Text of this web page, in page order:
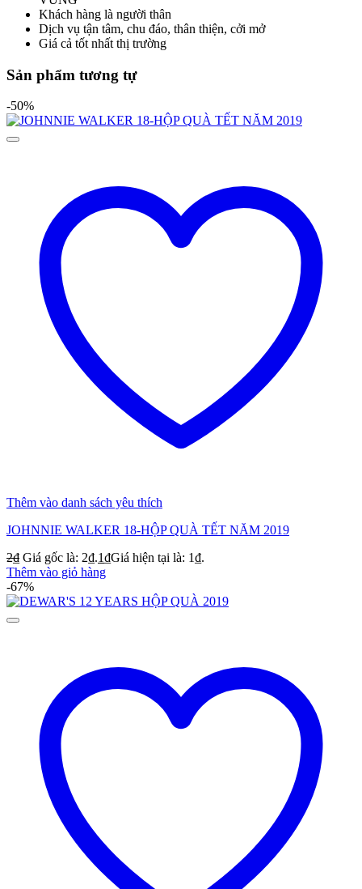
Khách hàng là người thân
Dịch vụ tận tâm, chu đáo, thân thiện, cởi mở
Giá cả tốt nhất thị trường
Sản phẩm tương tự
-50%
Thêm vào danh sách yêu thích
JOHNNIE WALKER 18-HỘP QUÀ TẾT NĂM 2019
2₫ Giá gốc là: 2₫.1₫Giá hiện tại là: 1₫.
Thêm vào giỏ hàng
-67%